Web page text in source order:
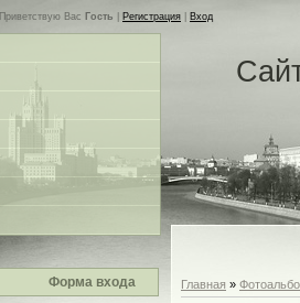
Приветствую Вас Гость Регистрация Вход
Форма входа Главная »